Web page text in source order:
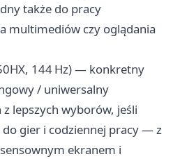
także do pracy
multimediów czy oglądania
144 Hz) — konkretny
/ uniwersalny
lepszych wyborów, jeśli
gier i codziennej pracy — z
ekranem i